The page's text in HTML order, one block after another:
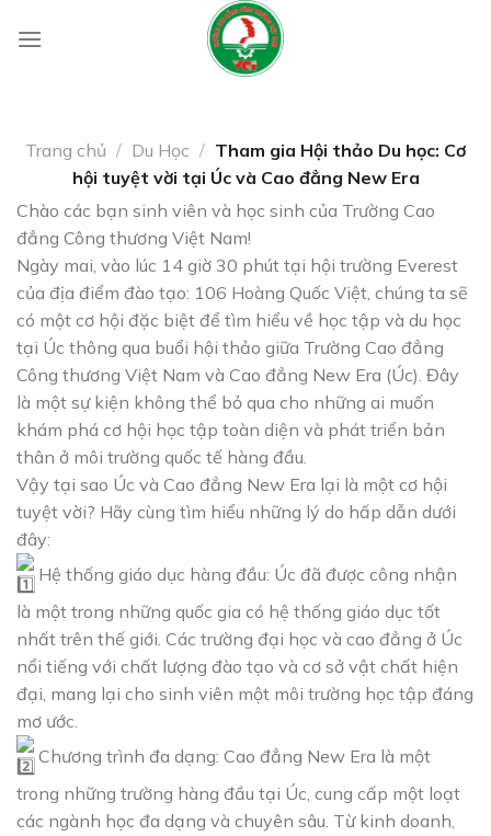
Trang chủ / Du Học / Tham gia Hội thảo Du học: Cơ
hội tuyệt vời tại Úc và Cao đẳng New Era
Chào các bạn sinh viên và học sinh của Trường Cao
đẳng Công thương Việt Nam!
Ngày mai, vào lúc 14 giờ 30 phút tại hội trường Everest
của địa điểm đào tạo: 106 Hoàng Quốc Việt, chúng ta sẽ
có một cơ hội đặc biệt để tìm hiểu về học tập và du học
tại Úc thông qua buổi hội thảo giữa Trường Cao đẳng
Công thương Việt Nam và Cao đẳng New Era (Úc). Đây
là một sự kiện không thể bỏ qua cho những ai muốn
khám phá cơ hội học tập toàn diện và phát triển bản
thân ở môi trường quốc tế hàng đầu.
Vậy tại sao Úc và Cao đẳng New Era lại là một cơ hội
tuyệt vời? Hãy cùng tìm hiểu những lý do hấp dẫn dưới
đây:
Hệ thống giáo dục hàng đầu: Úc đã được công nhận
là một trong những quốc gia có hệ thống giáo dục tốt
nhất trên thế giới. Các trường đại học và cao đẳng ở Úc
nổi tiếng với chất lượng đào tạo và cơ sở vật chất hiện
đại, mang lại cho sinh viên một môi trường học tập đáng
mơ ước.
Chương trình đa dạng: Cao đẳng New Era là một
trong những trường hàng đầu tại Úc, cung cấp một loạt
các ngành học đa dạng và chuyên sâu. Từ kinh doanh,